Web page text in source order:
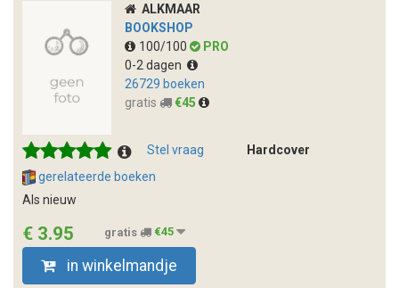
ALKMAAR
BOOKSHOP
100/100
PRO
0-2 dagen
26729 boeken
gratis
€45
Stel vraag
Hardcover
gerelateerde boeken
Als nieuw
€ 3.95 gratis €45
in winkelmandje